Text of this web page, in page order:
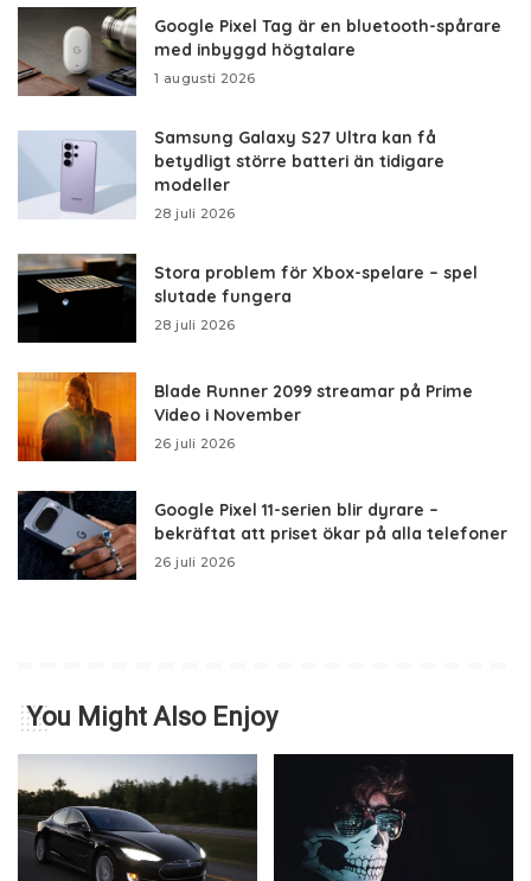
Google Pixel Tag är en bluetooth-spårare
med inbyggd högtalare
1 augusti 2026
Samsung Galaxy S27 Ultra kan få
betydligt större batteri än tidigare
modeller
28 juli 2026
Stora problem för Xbox-spelare – spel
slutade fungera
28 juli 2026
Blade Runner 2099 streamar på Prime
Video i November
26 juli 2026
Google Pixel 11-serien blir dyrare –
bekräftat att priset ökar på alla telefoner
26 juli 2026
You Might Also Enjoy